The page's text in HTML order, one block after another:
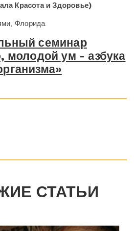
Красота и Здоровье)
Флорида.
семинар
молодой ум - азбука
СТАТЬИ